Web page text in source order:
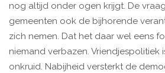
nog altijd onder ogen krijgt. De
gemeenten ook de bijhorende
zich nemen. Dat het daar wel eens
niemand verbazen. Vriendjespolitiek
onkruid. Nabijheid versterkt de